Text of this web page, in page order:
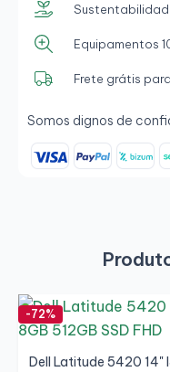
Equipamentos
Frete grátis
Somos dignos de
-72%
Dell Latitude 5420 14"